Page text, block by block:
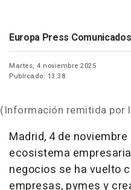
Europa Press Comunicados
Martes, 4 noviembre 2025
Publicado: 13:38
(Información remitida por
Madrid, 4 de noviembre
ecosistema
negocios se ha vuelto
empresas, pymes y